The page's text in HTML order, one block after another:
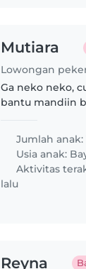
Mutiara
Ga neko neko,
bantu mandiin
Jumlah anak:
Usia anak:
Aktivitas
lalu
Reyna